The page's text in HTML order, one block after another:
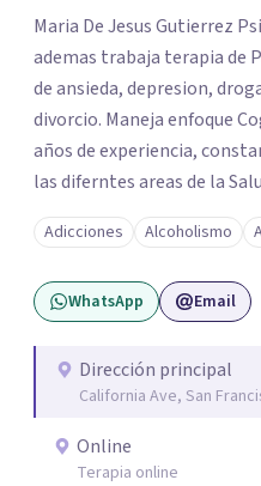
Maria De Jesus Gutierrez
ademas trabaja terapia de
de ansieda, depresion,
divorcio. Maneja enfoque
años de experiencia,
las diferntes areas de la
Adicciones Alcoholismo
WhatsApp Email
Dirección principal
California Ave, San
Online
Terapia online